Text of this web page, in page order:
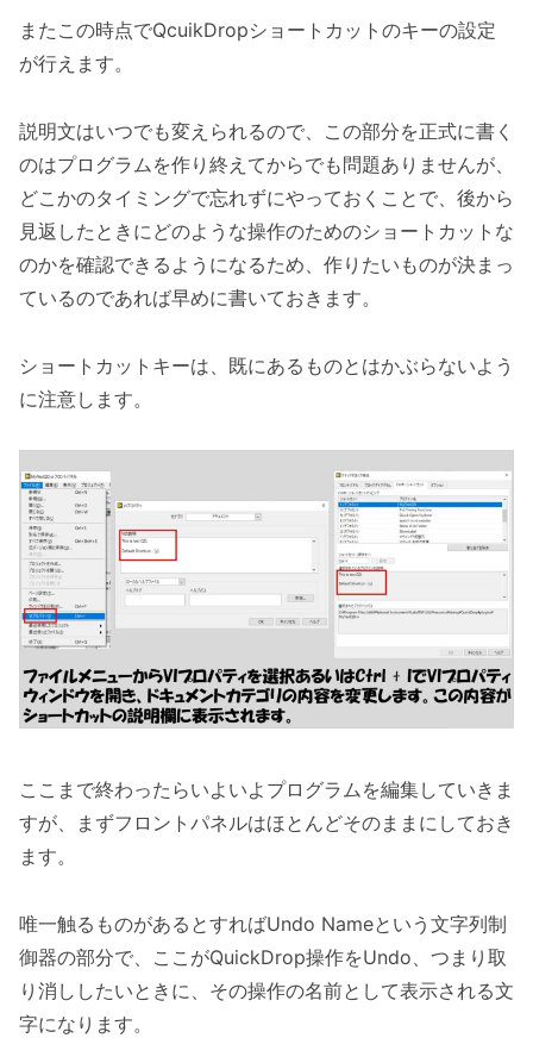
またこの時点でQcuikDropショートカットのキーの設定
が行えます。
説明文はいつでも変えられるので、この部分を正式に書く
のはプログラムを作り終えてからでも問題ありませんが、
どこかのタイミングで忘れずにやっておくことで、後から
見返したときにどのような操作のためのショートカットな
のかを確認できるようになるため、作りたいものが決まっ
ているのであれば早めに書いておきます。
ショートカットキーは、既にあるものとはかぶらないよう
に注意します。
ここまで終わったらいよいよプログラムを編集していきま
すが、まずフロントパネルはほとんどそのままにしておき
ます。
唯一触るものがあるとすればUndo Nameという文字列制
御器の部分で、ここがQuickDrop操作をUndo、つまり取
り消ししたいときに、その操作の名前として表示される文
字になります。